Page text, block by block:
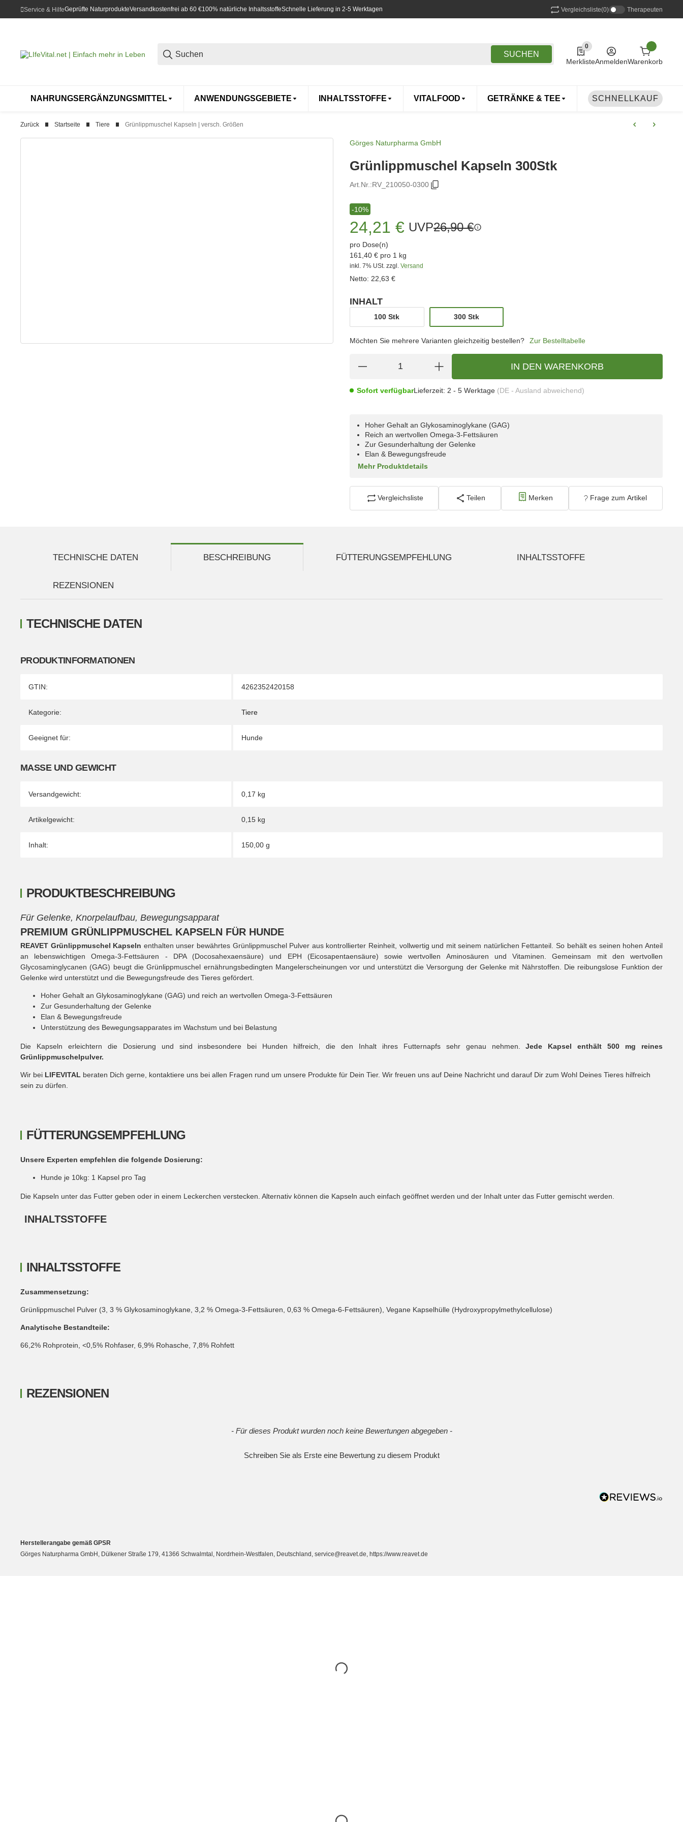
Service & HilfeGeprüfte NaturprodukteVersandkostenfrei ab 60 €100% natürliche InhaltsstoffeSchnelle Lieferung in 2-5 Werktagen Vergleichsliste(0) Therapeuten
SUCHEN
0
0 Produkte in der Liste
MerklisteAnmeldenWarenkorb
NAHRUNGSERGÄNZUNGSMITTEL ANWENDUNGSGEBIETE INHALTSSTOFFE VITALFOOD GETRÄNKE & TEE DROGERIE TIERE
SCHNELLKAUF
Zurück Startseite Tiere Grünlippmuschel Kapseln | versch. Größen
Görges Naturpharma GmbH
Grünlippmuschel Kapseln 300Stk
Art.Nr.:RV_210050-0300
-10%
24,21 € UVP26,90 €
pro Dose(n)
161,40 € pro 1 kg
inkl. 7% USt. zzgl. Versand
Netto: 22,63 €
INHALT
100 Stk
100 Stk
300 Stk
300 Stk
Möchten Sie mehrere Varianten gleichzeitig bestellen? Zur Bestelltabelle
IN DEN WARENKORB
Sofort verfügbarLieferzeit: 2 - 5 Werktage (DE - Ausland abweichend)
Hoher Gehalt an Glykosaminoglykane (GAG)
Reich an wertvollen Omega-3-Fettsäuren
Zur Gesunderhaltung der Gelenke
Elan & Bewegungsfreude
Mehr Produktdetails
Vergleichsliste Teilen Merken Frage zum Artikel
TECHNISCHE DATEN BESCHREIBUNG FÜTTERUNGSEMPFEHLUNG INHALTSSTOFFE
REZENSIONEN
TECHNISCHE DATEN
PRODUKTINFORMATIONEN
Produkteigenschaft
Wert
GTIN: 4262352420158
Kategorie: Tiere
Geeignet für: Hunde
MASSE UND GEWICHT
Versandgewicht: 0,17 kg
Artikelgewicht: 0,15 kg
Inhalt: 150,00 g
PRODUKTBESCHREIBUNG
Für Gelenke, Knorpelaufbau, Bewegungsapparat
PREMIUM GRÜNLIPPMUSCHEL KAPSELN FÜR HUNDE
REAVET Grünlippmuschel Kapseln enthalten unser bewährtes Grünlippmuschel Pulver aus kontrollierter Reinheit, vollwertig und mit seinem natürlichen Fettanteil. So behält es seinen hohen Anteil
an lebenswichtigen Omega-3-Fettsäuren - DPA (Docosahexaensäure) und EPH (Eicosapentaensäure) sowie wertvollen Aminosäuren und Vitaminen. Gemeinsam mit den wertvollen
Glycosaminglycanen (GAG) beugt die Grünlippmuschel ernährungsbedingten Mangelerscheinungen vor und unterstützt die Versorgung der Gelenke mit Nährstoffen. Die reibungslose Funktion der
Gelenke wird unterstützt und die Bewegungsfreude des Tieres gefördert.
Hoher Gehalt an Glykosaminoglykane (GAG) und reich an wertvollen Omega-3-Fettsäuren
Zur Gesunderhaltung der Gelenke
Elan & Bewegungsfreude
Unterstützung des Bewegungsapparates im Wachstum und bei Belastung
Die Kapseln erleichtern die Dosierung und sind insbesondere bei Hunden hilfreich, die den Inhalt ihres Futternapfs sehr genau nehmen.Jede Kapsel enthält 500 mg reines
Grünlippmuschelpulver.
Wir bei LIFEVITAL beraten Dich gerne, kontaktiere uns bei allen Fragen rund um unsere Produkte für Dein Tier. Wir freuen uns auf Deine Nachricht und darauf Dir zum Wohl Deines Tieres hilfreich
sein zu dürfen.
FÜTTERUNGSEMPFEHLUNG
Unsere Experten empfehlen die folgende Dosierung:
Hunde je 10kg: 1 Kapsel pro Tag
Die Kapseln unter das Futter geben oder in einem Leckerchen verstecken. Alternativ können die Kapseln auch einfach geöffnet werden und der Inhalt unter das Futter gemischt werden.
INHALTSSTOFFE
INHALTSSTOFFE
Zusammensetzung:
Grünlippmuschel Pulver (3, 3 % Glykosaminoglykane, 3,2 % Omega-3-Fettsäuren, 0,63 % Omega-6-Fettsäuren), Vegane Kapselhülle (Hydroxypropylmethylcellulose)
Analytische Bestandteile:
66,2% Rohprotein, <0,5% Rohfaser, 6,9% Rohasche, 7,8% Rohfett
REZENSIONEN
- Für dieses Produkt wurden noch keine Bewertungen abgegeben -
Schreiben Sie als Erste eine Bewertung zu diesem Produkt
Herstellerangabe gemäß GPSR
Görges Naturpharma GmbH, Dülkener Straße 179, 41366 Schwalmtal, Nordrhein-Westfalen, Deutschland, service@reavet.de, https://www.reavet.de